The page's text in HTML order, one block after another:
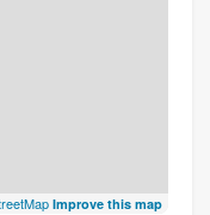
Improve this map